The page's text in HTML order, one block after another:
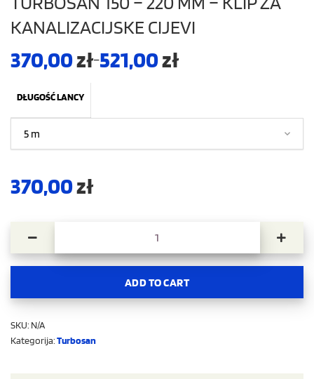
KANALIZACIJSKE CIJEVI
370,00zł–521,00zł
DŁUGOŚĆ LANCY
370,00zł
TURBOSAN 150 – 220 MM – KLIP ZA KANALIZACIJSKE
ADD TO CART
SKU: N/A
Kategorija:Turbosan